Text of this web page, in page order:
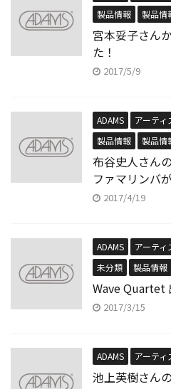
製品情報
製品情
宮本妥子さん
た！
2017/5/9
ADAMS アーテ
製品情報
製品情
布谷史人さん
ファマリンバ
2017/4/19
ADAMS アーテ
未分類
製品情報
Wave Quartet
2017/3/15
ADAMS アーテ
池上英樹さん